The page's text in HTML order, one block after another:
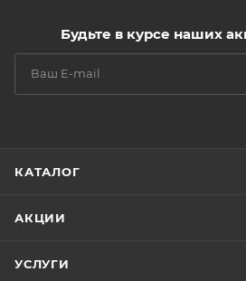
Будьте в курсе наших
КАТАЛОГ
АКЦИИ
УСЛУГИ